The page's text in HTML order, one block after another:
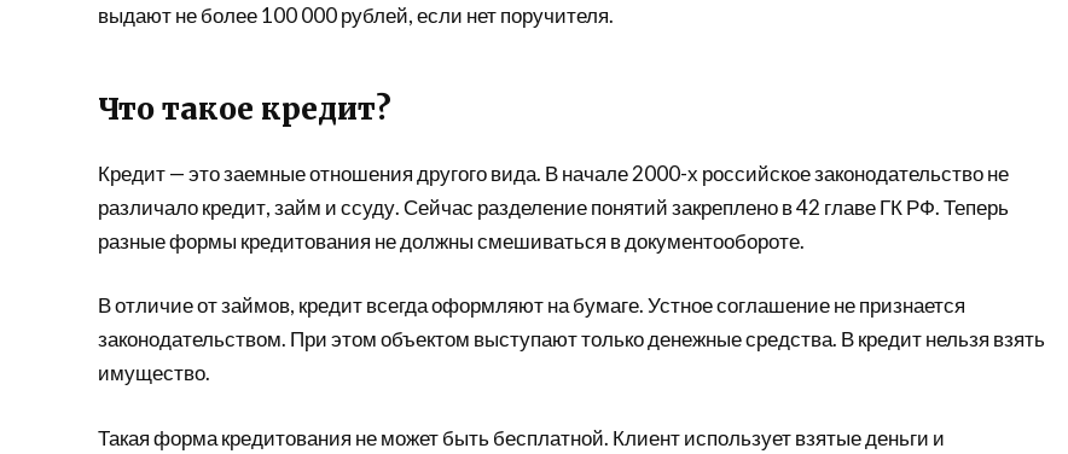
выдают не более 100 000 рублей, если нет поручителя.
Что такое кредит?
Кредит — это заемные отношения другого вида. В начале 2000-х российское законодательство не
различало кредит, займ и ссуду. Сейчас разделение понятий закреплено в 42 главе ГК РФ. Теперь
разные формы кредитования не должны смешиваться в документообороте.
В отличие от займов, кредит всегда оформляют на бумаге. Устное соглашение не признается
законодательством. При этом объектом выступают только денежные средства. В кредит нельзя взять
имущество.
Такая форма кредитования не может быть бесплатной. Клиент использует взятые деньги и